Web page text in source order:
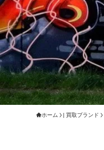
ホーム | 買取ブランド